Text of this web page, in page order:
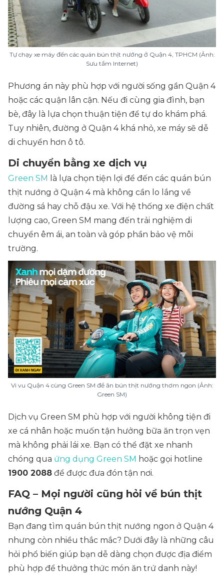
Tự chạy xe máy đến các quán bún thịt nướng ở Quận 4, TPHCM (Ảnh:
Sưu tầm Internet)
Phương án này phù hợp với người sống gần Quận 4
hoặc các quận lân cận. Nếu đi cùng gia đình, bạn
bè, đây là lựa chọn thuận tiện để tự do khám phá.
Tuy nhiên, đường ở Quận 4 khá nhỏ, xe máy sẽ dễ
di chuyển hơn ô tô.
Di chuyển bằng xe dịch vụ
Green SM là lựa chọn tiện lợi để đến các quán bún
thịt nướng ở Quận 4 mà không cần lo lắng về
đường sá hay chỗ đậu xe. Với hệ thống xe điện chất
lượng cao, Green SM mang đến trải nghiệm di
chuyển êm ái, an toàn và góp phần bảo vệ môi
trường.
Vi vu Quận 4 cùng Green SM để ăn bún thịt nướng thơm ngon (Ảnh:
Green SM)
Dịch vụ Green SM phù hợp với người không tiện đi
xe cá nhân hoặc muốn tận hưởng bữa ăn trọn vẹn
mà không phải lái xe. Bạn có thể đặt xe nhanh
chóng qua ứng dụng Green SM hoặc gọi hotline
1900 2088 để được đưa đón tận nơi.
FAQ – Mọi người cũng hỏi về bún thịt
nướng Quận 4
Bạn đang tìm quán bún thịt nướng ngon ở Quận 4
nhưng còn nhiều thắc mắc? Dưới đây là những câu
hỏi phổ biến giúp bạn dễ dàng chọn được địa điểm
phù hợp để thưởng thức món ăn trứ danh này!